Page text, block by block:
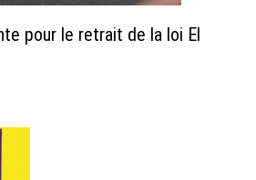
pour le retrait de la loi El